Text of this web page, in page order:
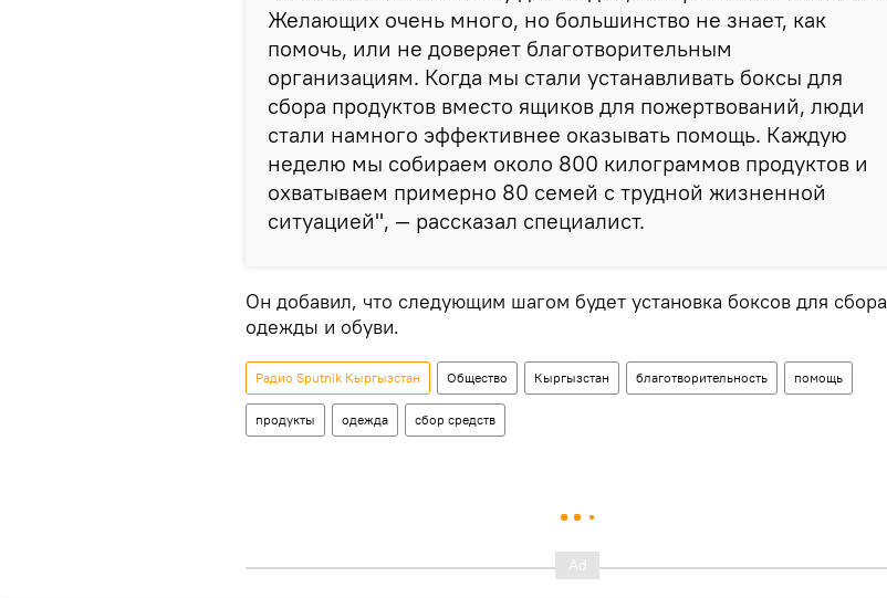
Желающих очень много, но большинство не знает, как
помочь, или не доверяет благотворительным
организациям. Когда мы стали устанавливать боксы для
сбора продуктов вместо ящиков для пожертвований, люди
стали намного эффективнее оказывать помощь. Каждую
неделю мы собираем около 800 килограммов продуктов и
охватываем примерно 80 семей с трудной жизненной
ситуацией", — рассказал специалист.
Он добавил, что следующим шагом будет установка боксов для сбора
одежды и обуви.
Радио Sputnik Кыргызстан Общество Кыргызстан благотворительность помощь
продукты одежда сбор средств